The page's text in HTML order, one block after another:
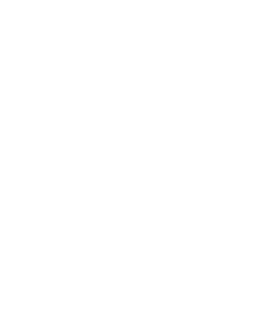
かる効果まとめ】#アーモンド #ダイ